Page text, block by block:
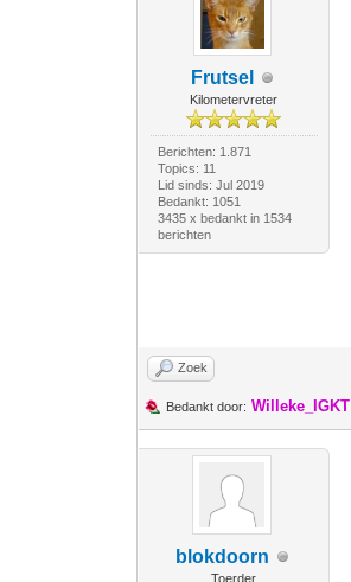
Frutsel
Kilometervreter
Berichten: 1.871
Topics: 11
Lid sinds: Jul 2019
Bedankt: 1051
3435 x bedankt in 1534
berichten
Zoek
Bedankt door: Willeke_IGKT
blokdoorn
Toerder